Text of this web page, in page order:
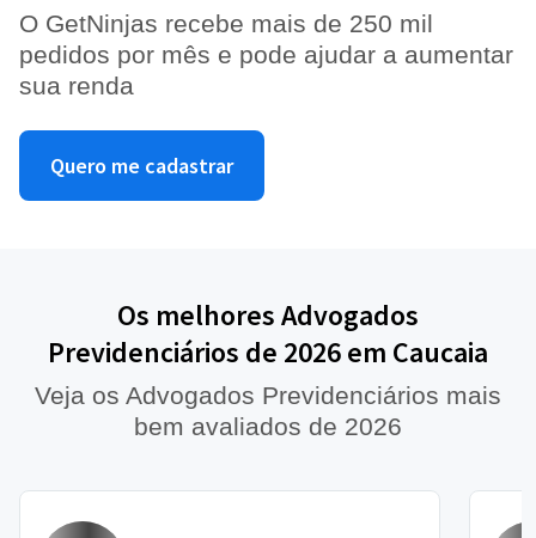
O GetNinjas recebe mais de 250 mil
pedidos por mês e pode ajudar a aumentar
sua renda
Quero me cadastrar
Os melhores Advogados
Previdenciários de 2026 em Caucaia
Veja os Advogados Previdenciários mais
bem avaliados de 2026